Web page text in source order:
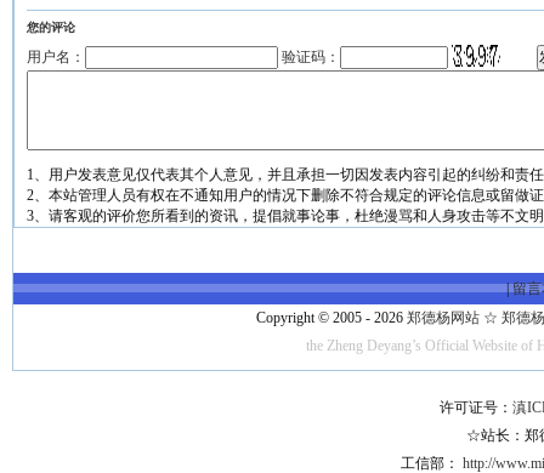
您的评论
用户名： 验证码：
1、用户发表意见仅代表其个人意见，并且承担一切因发表内容引起的纠纷和责
2、本站管理人员有权在不通知用户的情况下删除不符合规定的评论信息或留做
3、请客观的评价您所看到的资讯，提倡就事论事，杜绝漫骂和人身攻击等不文
|留
Copyright © 2005 - 2026 郑德杨网站 ☆ 郑德杨
the Zheng Deyang’s Official Website
许可证号： 滇
☆站长：郑
工信部： http://